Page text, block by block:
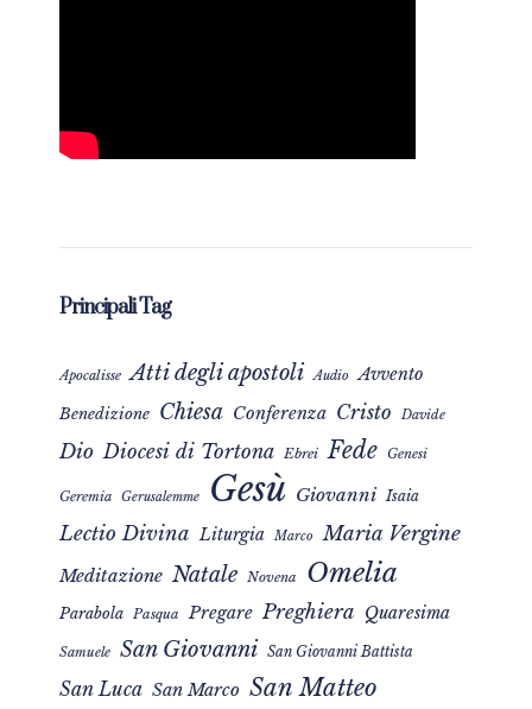
Principali Tag
Apocalisse Atti degli apostoli Audio Avvento
Benedizione Chiesa Conferenza Cristo Davide
Dio Diocesi di Tortona Ebrei Fede Genesi
Geremia Gerusalemme Gesù Giovanni Isaia
Lectio Divina Liturgia Marco Maria Vergine
Meditazione Natale Novena Omelia
Parabola Pasqua Pregare Preghiera Quaresima
Samuele San Giovanni San Giovanni Battista
San Luca San Marco San Matteo